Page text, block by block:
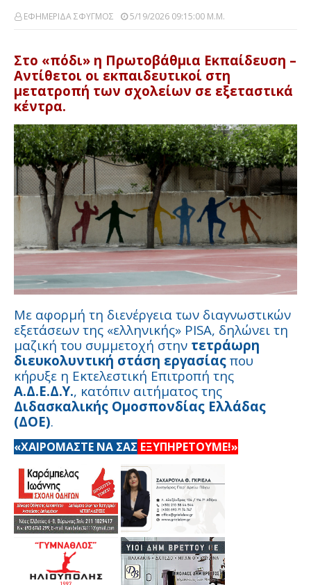
ΕΦΗΜΕΡΙΔΑ ΣΦΥΓΜΟΣ 5/19/2026 09:15:00 Μ.μ.
Στο «πόδι» η Πρωτοβάθμια Εκπαίδευση –
Αντίθετοι οι εκπαιδευτικοί στη
μετατροπή των σχολείων σε εξεταστικά
κέντρα.
Με αφορμή τη διενέργεια των διαγνωστικών
εξετάσεων της «ελληνικής» PISA, δηλώνει τη
μαζική του συμμετοχή στην τετράωρη
διευκολυντική στάση εργασίας που
κήρυξε η Εκτελεστική Επιτροπή της
Α.Δ.Ε.Δ.Υ., κατόπιν αιτήματος της
Διδασκαλικής Ομοσπονδίας Ελλάδας
(ΔΟΕ).
«ΧΑΙΡΟΜΑΣΤΕ ΝΑ ΣΑΣ ΕΞΥΠΗΡΕΤΟΥΜΕ!»